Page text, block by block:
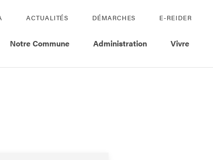
ACTUALITÉS DÉMARCHES E-REIDER
Notre Commune Administration Vivre